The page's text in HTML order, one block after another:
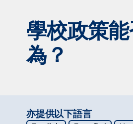
學校政策
為？
亦提供以下語言